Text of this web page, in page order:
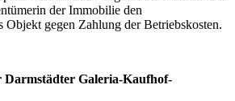
der Immobilie den
Objekt gegen Zahlung der Betriebskosten.
Darmstädter Galeria-Kaufhof-